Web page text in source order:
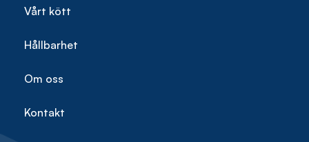
Vårt kött
Hållbarhet
Om oss
Kontakt